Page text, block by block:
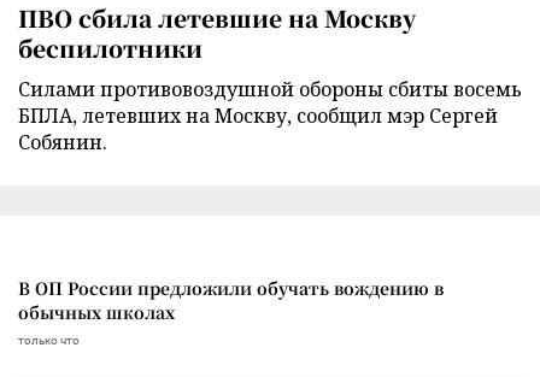
ПВО сбила летевшие на Москву
беспилотники
Силами противовоздушной обороны сбиты восемь
БПЛА, летевших на Москву, сообщил мэр Сергей
Собянин.
В ОП России предложили обучать вождению в
обычных школах
только что